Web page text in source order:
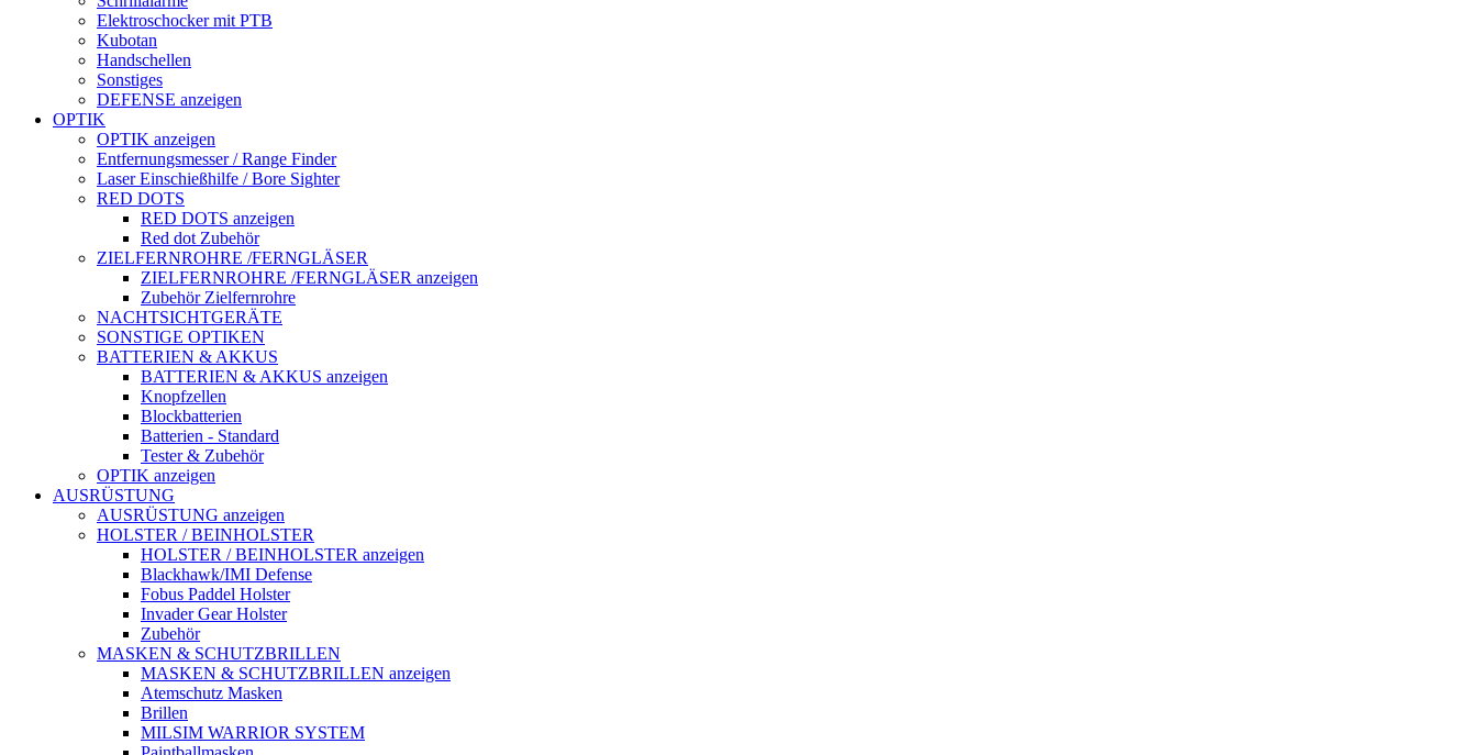
Elektroschocker mit PTB
Kubotan
Handschellen
Sonstiges
DEFENSE anzeigen
OPTIK
OPTIK anzeigen
Entfernungsmesser / Range Finder
Laser Einschießhilfe / Bore Sighter
RED DOTS
RED DOTS anzeigen
Red dot Zubehör
ZIELFERNROHRE /FERNGLÄSER
ZIELFERNROHRE /FERNGLÄSER anzeigen
Zubehör Zielfernrohre
NACHTSICHTGERÄTE
SONSTIGE OPTIKEN
BATTERIEN & AKKUS
BATTERIEN & AKKUS anzeigen
Knopfzellen
Blockbatterien
Batterien - Standard
Tester & Zubehör
OPTIK anzeigen
AUSRÜSTUNG
AUSRÜSTUNG anzeigen
HOLSTER / BEINHOLSTER
HOLSTER / BEINHOLSTER anzeigen
Blackhawk/IMI Defense
Fobus Paddel Holster
Invader Gear Holster
Zubehör
MASKEN & SCHUTZBRILLEN
MASKEN & SCHUTZBRILLEN anzeigen
Atemschutz Masken
Brillen
MILSIM WARRIOR SYSTEM